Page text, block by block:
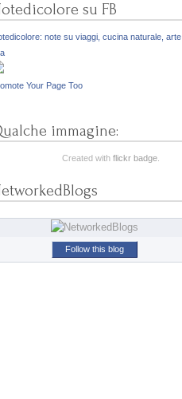
su FB
note su viaggi, cucina naturale, arte,
Your Page Too
immagine:
Created with flickr badge.
Follow this blog